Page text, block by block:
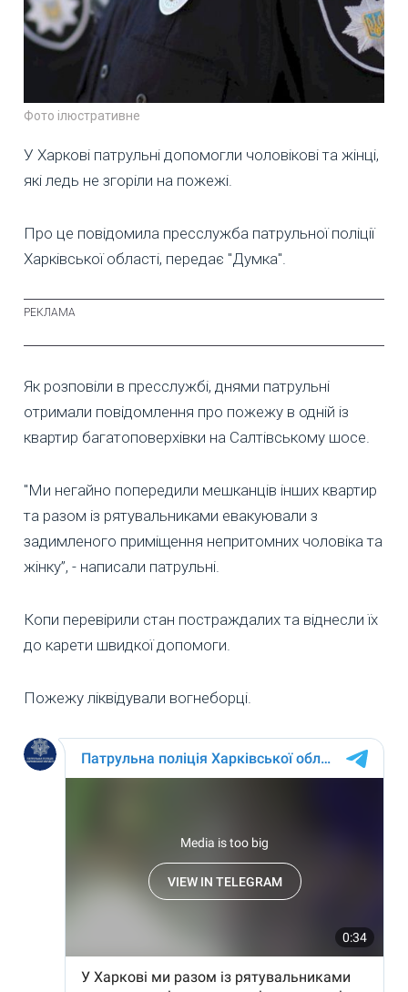
Фото ілюстративне
У Харкові патрульні допомогли чоловікові та жінці,
які ледь не згоріли на пожежі.
Про це повідомила пресслужба патрульної поліції
Харківської області, передає "Думка".
Як розповіли в пресслужбі, днями патрульні
отримали повідомлення про пожежу в одній із
квартир багатоповерхівки на Салтівському шосе.
"Ми негайно попередили мешканців інших квартир
та разом із рятувальниками евакуювали з
задимленого приміщення непритомних чоловіка та
жінку”, - написали патрульні.
Копи перевірили стан постраждалих та віднесли їх
до карети швидкої допомоги.
Пожежу ліквідували вогнеборці.